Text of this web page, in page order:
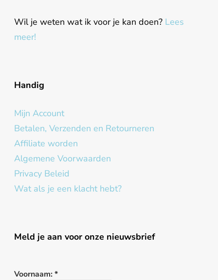
Wil je weten wat ik voor je kan doen? Lees
meer!
Handig
Mijn Account
Betalen, Verzenden en Retourneren
Affiliate worden
Algemene Voorwaarden
Privacy Beleid
Wat als je een klacht hebt?
Meld je aan voor onze nieuwsbrief
Voornaam: *